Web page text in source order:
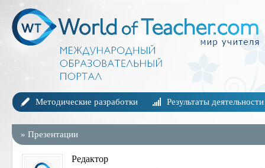
Методические разработки Результаты деятельности
» Презентации
Редактор